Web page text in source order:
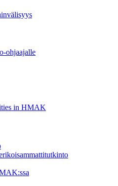
ohjaajalle
in HMAK